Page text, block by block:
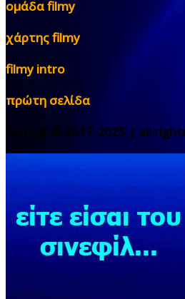
ομάδα filmy
χάρτης filmy
filmy intro
πρώτη σελίδα
filmy.gr © 2017-2025 | all